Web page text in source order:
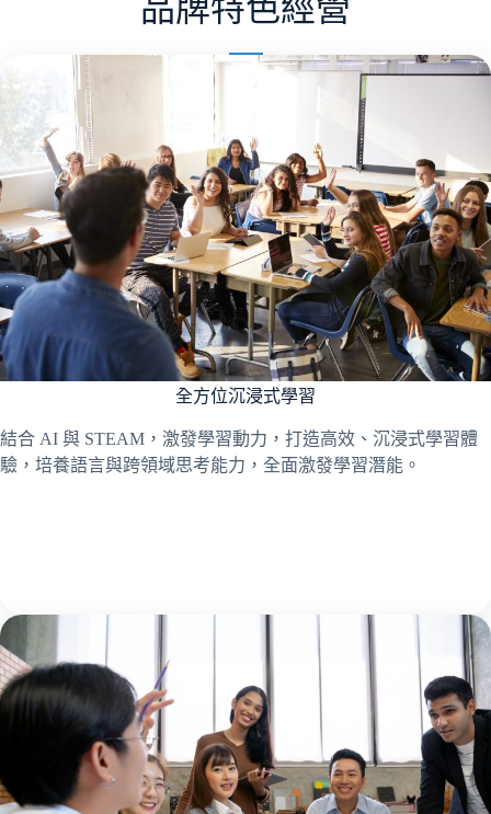
品牌特色經營
全方位沉浸式學習
結合 AI 與 STEAM，激發學習動力，打造高效、沉浸式學習體
驗，培養語言與跨領域思考能力，全面激發學習潛能。